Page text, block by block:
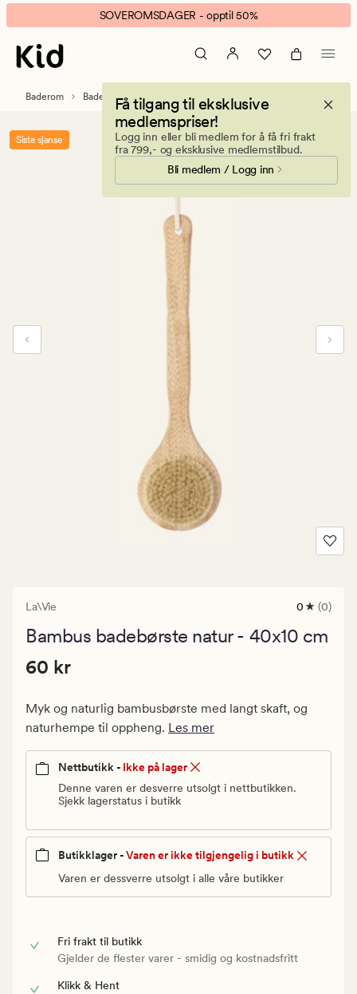
La\Vie
bambus
badebørste
natur
banner.
Klikk
ESCAPE
pause.
SOVEROMSDAGER - opptil 50%
Få tilgang til eksklusive
medlemspriser!
Logg inn eller bli medlem for å få fri frakt
fra 799,- og eksklusive medlemstilbud.
Bli medlem / Logg inn
Baderom Baderomstilbehør
Siste sjanse
La\Vie
0
med
0 (0)
Bambus badebørste natur - 40x10 cm
Pris
Vanlig
60
Pris 60 kr
60 kr
Myk og naturlig bambusbørste med langt skaft, og
naturhempe til oppheng. Les mer
Nettbutikk - Ikke på lager
Denne varen er desverre utsolgt i nettbutikken.
Sjekk lagerstatus i butikk
Butikklager -Varen er ikke tilgjengelig i butikk
Varen er dessverre utsolgt i alle våre butikker
Fri frakt til butikk
Gjelder de flester varer - smidig og kostnadsfritt
Klikk & Hent